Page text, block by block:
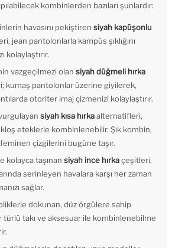
kombinlerden bazıları şunlardır:
havasını pekiştiren siyah kapüşonlu
jean pantolonlarla kampüs şıklığını
kolaylaştırır.
vazgeçilmezi olan siyah düğmeli hırka
kumaş pantolonlar üzerine giyilerek,
otoriter imaj çizmenizi kolaylaştırır.
siyah kısa hırkaalternatifleri,
eteklerle kombinlenebilir. Şık kombin,
feminen çizgilerini bugüne taşır.
kolayca taşınan siyah ince hırkaçeşitleri,
serinleyen havalara karşı her zaman
sağlar.
dokunan, düz örgülere sahip
türlü takı ve aksesuar ile kombinlenebilme